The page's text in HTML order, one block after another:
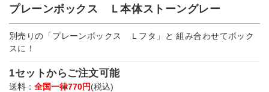
プレーンボックス Ｌ本体ストーングレー
別売りの「プレーンボックス Ｌフタ」と 組み合わせてボック
スに！
1セットからご注文可能
送料： 全国一律770円(税込)